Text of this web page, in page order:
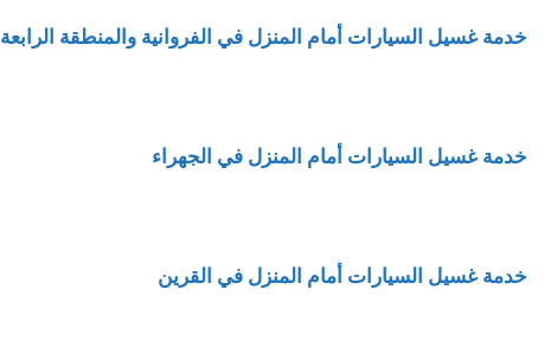
خدمة غسيل السيارات أمام المنزل في الفروانية والمنطقة الرابعة
خدمة غسيل السيارات أمام المنزل في الجهراء
خدمة غسيل السيارات أمام المنزل في القرين